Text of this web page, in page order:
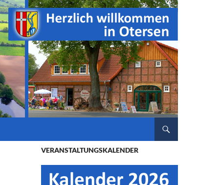
VERANSTALTUNGSKALENDER